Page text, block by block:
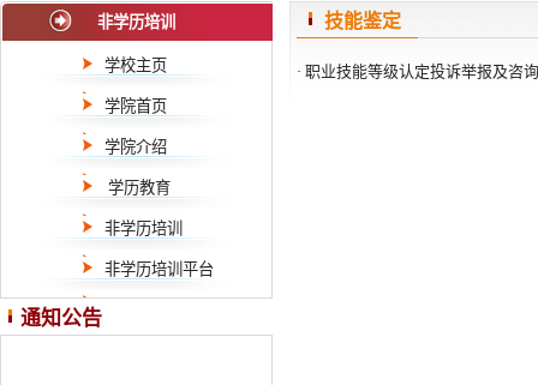
非学历培训
学校主页
学院首页
学院介绍
学历教育
非学历培训
非学历培训平台
通知公告
技能鉴定
· 职业技能等级认定投诉举报及咨